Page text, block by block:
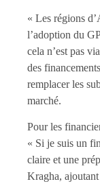
« Les régions
l’adoption du
cela n’est pas
des
remplacer les
marché.
Pour les
« Si je suis un
claire et une
Kragha,